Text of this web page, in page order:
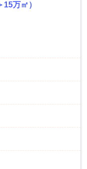
万㎡）